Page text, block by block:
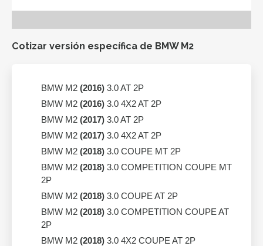
Cotizar versión específica de BMW M2
BMW M2 (2016) 3.0 AT 2P
BMW M2 (2016) 3.0 4X2 AT 2P
BMW M2 (2017) 3.0 AT 2P
BMW M2 (2017) 3.0 4X2 AT 2P
BMW M2 (2018) 3.0 COUPE MT 2P
BMW M2 (2018) 3.0 COMPETITION COUPE MT
2P
BMW M2 (2018) 3.0 COUPE AT 2P
BMW M2 (2018) 3.0 COMPETITION COUPE AT
2P
BMW M2 (2018) 3.0 4X2 COUPE AT 2P